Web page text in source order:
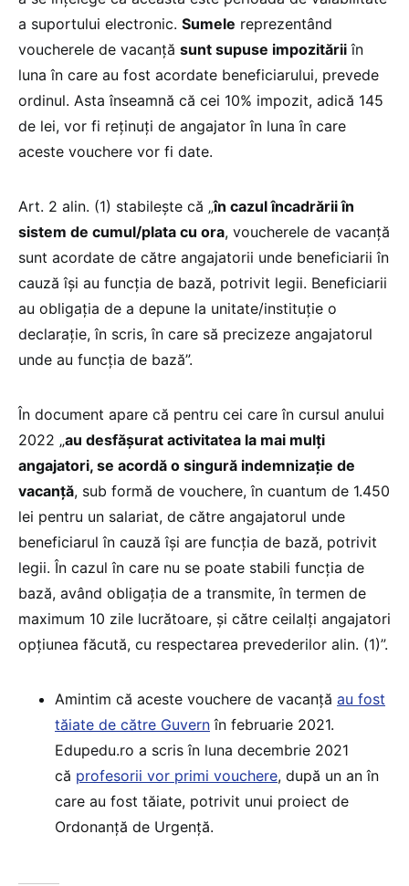
a suportului electronic. Sumele reprezentând
voucherele de vacanță sunt supuse impozitării în
luna în care au fost acordate beneficiarului, prevede
ordinul. Asta înseamnă că cei 10% impozit, adică 145
de lei, vor fi reținuți de angajator în luna în care
aceste vouchere vor fi date.
Art. 2 alin. (1) stabilește că „în cazul încadrării în
sistem de cumul/plata cu ora, voucherele de vacanță
sunt acordate de către angajatorii unde beneficiarii în
cauză își au funcția de bază, potrivit legii. Beneficiarii
au obligația de a depune la unitate/instituție o
declarație, în scris, în care să precizeze angajatorul
unde au funcția de bază”.
În document apare că pentru cei care în cursul anului
2022 „au desfășurat activitatea la mai mulți
angajatori, se acordă o singură indemnizație de
vacanță, sub formă de vouchere, în cuantum de 1.450
lei pentru un salariat, de către angajatorul unde
beneficiarul în cauză își are funcția de bază, potrivit
legii. În cazul în care nu se poate stabili funcția de
bază, având obligația de a transmite, în termen de
maximum 10 zile lucrătoare, și către ceilalți angajatori
opțiunea făcută, cu respectarea prevederilor alin. (1)”.
Amintim că aceste vouchere de vacanță au fost
tăiate de către Guvern în februarie 2021.
Edupedu.ro a scris în luna decembrie 2021
că profesorii vor primi vouchere, după un an în
care au fost tăiate, potrivit unui proiect de
Ordonanță de Urgență.